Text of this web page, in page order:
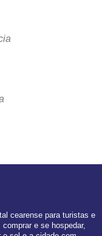
cearense para turistas e
e se hospedar,